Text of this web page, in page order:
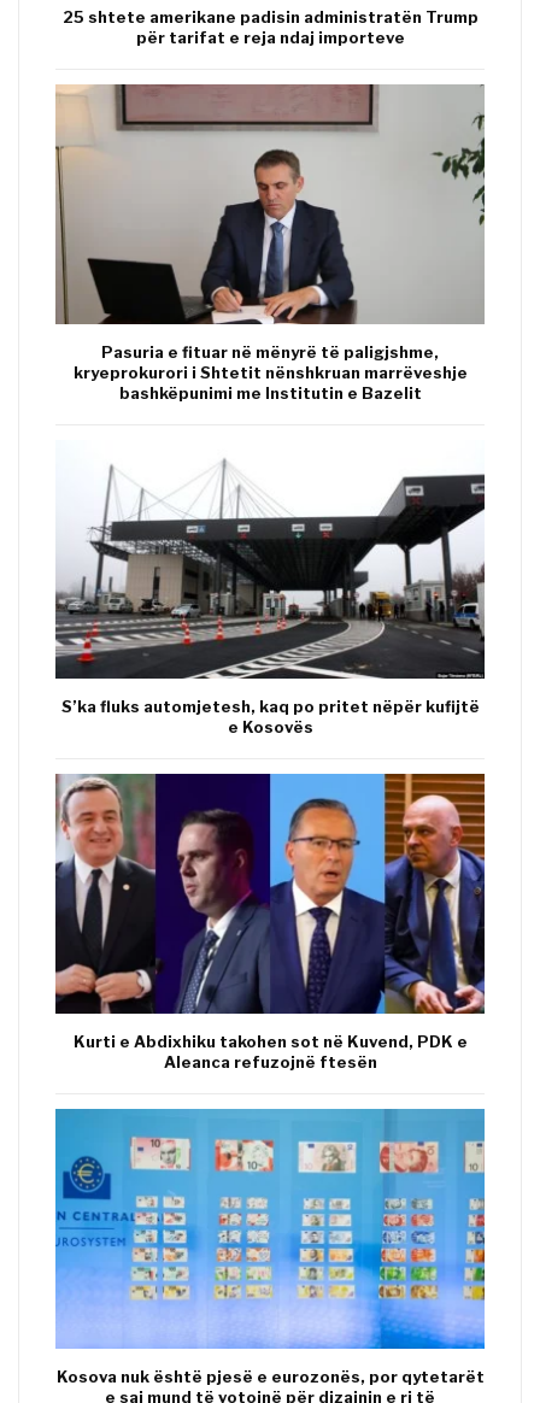
25 shtete amerikane padisin administratën Trump
për tarifat e reja ndaj importeve
Pasuria e fituar në mënyrë të paligjshme,
kryeprokurori i Shtetit nënshkruan marrëveshje
bashkëpunimi me Institutin e Bazelit
S’ka fluks automjetesh, kaq po pritet nëpër kufijtë
e Kosovës
Kurti e Abdixhiku takohen sot në Kuvend, PDK e
Aleanca refuzojnë ftesën
Kosova nuk është pjesë e eurozonës, por qytetarët
e saj mund të votojnë për dizajnin e ri të